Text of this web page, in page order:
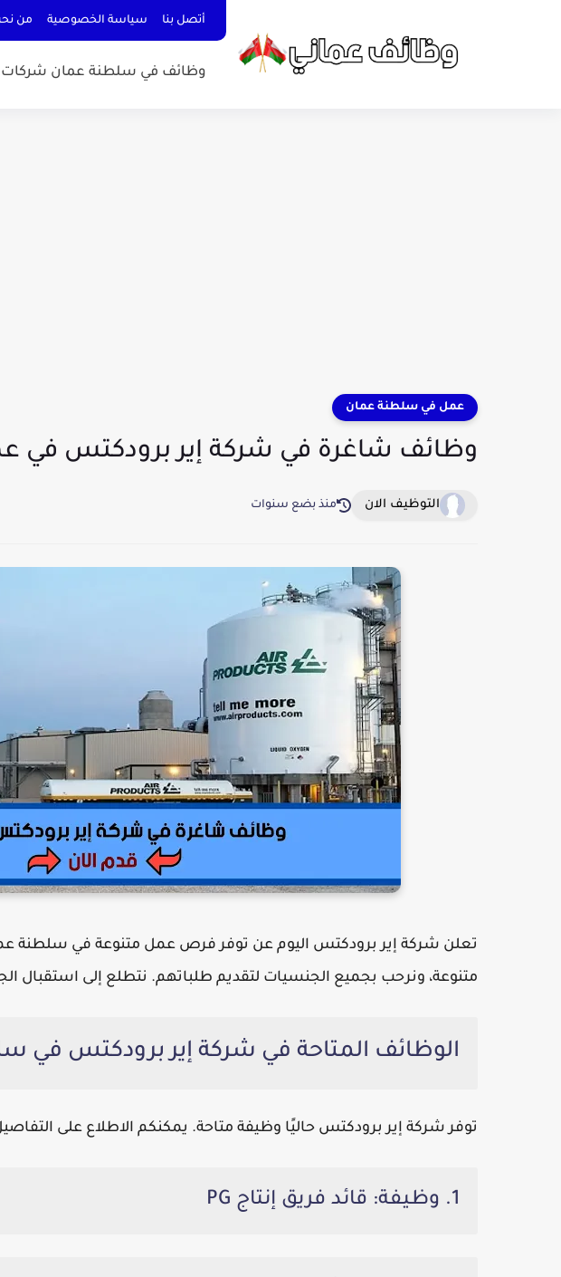
أتصل بنا سياسة الخصوصية من
وظائف في سلطنة عمان شركات
عمل في سلطنة عمان
وظائف شاغرة في شركة إير برودكتس في
التوظيف الان منذ بضع سنوات
تعلن شركة إير برودكتس اليوم عن توفر فرص عمل متنوعة في سلطنة
متنوعة، ونرحب بجميع الجنسيات لتقديم طلباتهم. نتطلع إلى استقبال
الوظائف المتاحة في شركة إير برودكتس في
توفرشركة إير برودكتس حاليًا وظيفة متاحة. يمكنكم الاطلاع على
1. وظيفة: قائد فريق إنتاج PG